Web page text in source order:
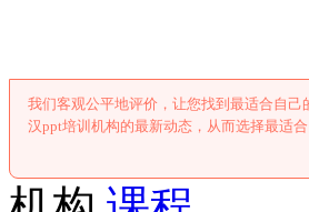
我们客观公平地评价，让您找到最适合自
汉ppt培训机构的最新动态，从而选择最适